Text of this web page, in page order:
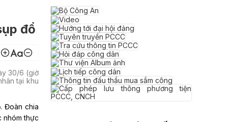
đổ
30/6 (giờ
tại khu
Đoàn chia
nhóm thực